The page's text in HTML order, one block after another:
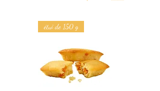
étui de 150 g